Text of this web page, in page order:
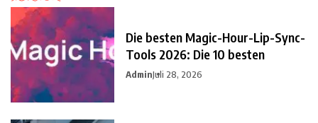
Die besten Magic-Hour-Lip-Sync-
Tools 2026: Die 10 besten
AdminJuli 28, 2026